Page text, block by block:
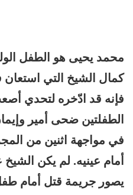
محمد يحيى هو الطفل
كمال الشيخ التي استعان
فإنه قد ادّخره لتحدي
الطفلتين ضحى أمير
في مواجهة اثنين من
أمام عينيه. لم يكن
يصور جريمة قتل أمام